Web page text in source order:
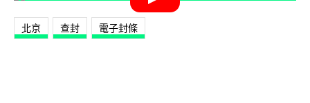
北京 查封 電子封條